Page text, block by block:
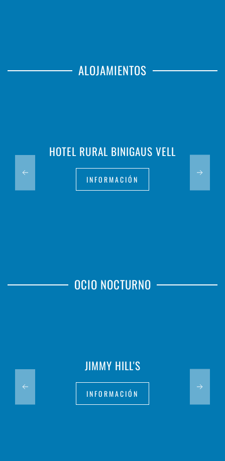
ALOJAMIENTOS
HOTEL RURAL BINIGAUS VELL
INFORMACIÓN
OCIO NOCTURNO
JIMMY HILL'S
INFORMACIÓN